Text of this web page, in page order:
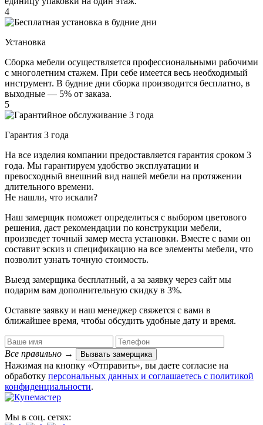
4
Установка
Сборка мебели осуществляется профессиональными рабочими
с многолетним стажем. При себе имеется весь необходимый
инструмент. В будние дни сборка производится бесплатно, в
выходные — 5% от заказа.
5
Гарантия 3 года
На все изделия компании предоставляется гарантия сроком 3
года. Мы гарантируем удобство эксплуатации и
превосходный внешний вид нашей мебели на протяжении
длительного времени.
Не нашли, что искали?
Наш замерщик поможет определиться с выбором цветового
решения, даст рекомендации по конструкции мебели,
произведет точный замер места установки. Вместе с вами он
составит эскиз и спецификацию на все элементы мебели, что
позволит узнать точную стоимость.
Выезд замерщика бесплатный, а за заявку через сайт мы
подарим вам дополнительную скидку в 3%.
Оставьте заявку и наш менеджер свяжется с вами в
ближайшее время, чтобы обсудить удобные дату и время.
Все правильно → Вызвать замерщика
Нажимая на кнопку «Отправить», вы даете согласие на
обработку персональных данных​ и соглашаетесь c политикой
конфиденциальности.
Мы в соц. сетях: